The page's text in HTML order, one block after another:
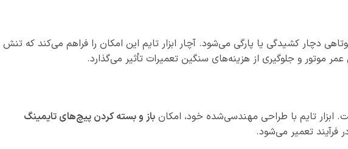
کشیدگی یا پارگی می‌شود. آچار ابزار تایم این امکان را فراهم می‌کند که تنش
موتور و جلوگیری از هزینه‌های سنگین تعمیرات تأثیر می‌گذارد.
ابزار تایم با طراحی مهندسی‌شده خود، امکان باز و بسته کردن پیچ‌های تایمینگ
تعمیر می‌شود.